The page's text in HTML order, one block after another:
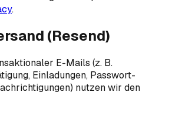
.
(Resend)
E-Mails (z. B.
Einladungen, Passwort-
nutzen wir den